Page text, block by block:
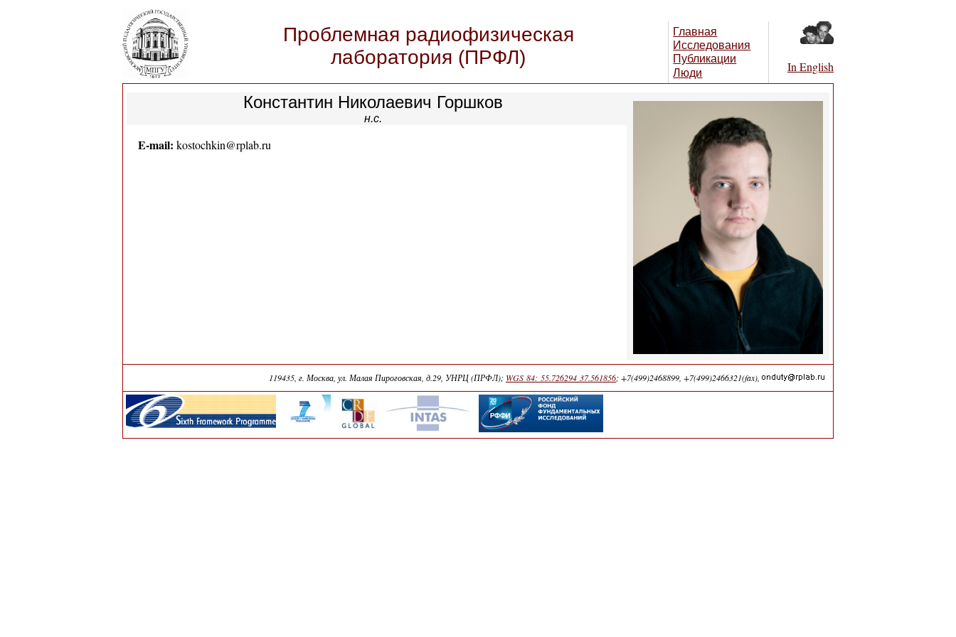
Проблемная радиофизическая
лаборатория (ПРФЛ)
In English
Главная
Исследования
Публикации
Люди
Константин Николаевич Горшков
н.с.
E-mail: kostochkin@rplab.ru
119435, г. Москва, ул. Малая Пироговская, д.29, УНРЦ (ПРФЛ); WGS 84: 55.726294 37.561856; +7(499)2468899 +7(499)2466321(fax)